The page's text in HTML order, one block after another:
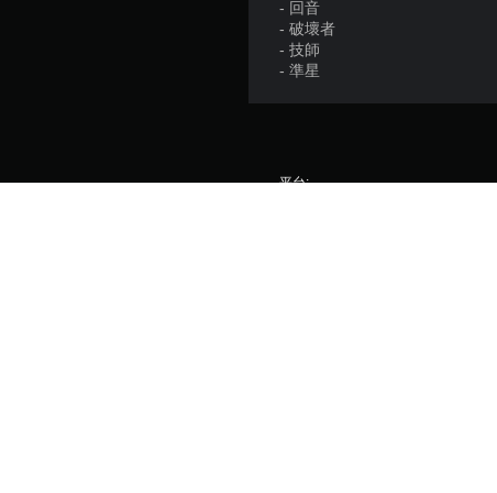
- 回音
- 破壞者
- 技師
- 準星
平台: